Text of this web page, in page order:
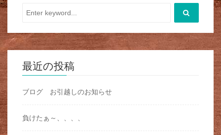
最近の投稿
ブログ お引越しのお知らせ
負けたぁ～、、、、